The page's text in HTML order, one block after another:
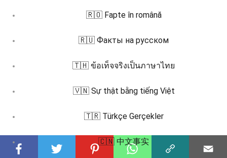
🇷🇴 Fapte în română
🇷🇺 Факты на русском
🇹🇭 ข้อเท็จจริงเป็นภาษาไทย
🇻🇳 Sự thật bằng tiếng Việt
🇹🇷 Türkçe Gerçekler
🇨🇳 中文事实